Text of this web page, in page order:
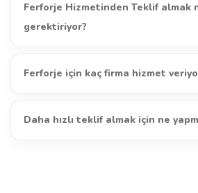
Ferforje Hizmetinden Teklif almak
gerektiriyor?
Ferforje için kaç firma hizmet
Daha hızlı teklif almak için ne